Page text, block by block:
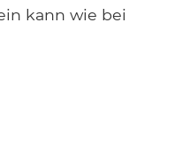
kann wie bei